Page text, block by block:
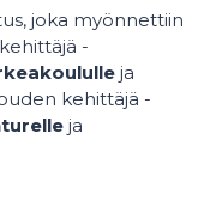
joka myönnettiin
-
ja
kehittäjä -
ja